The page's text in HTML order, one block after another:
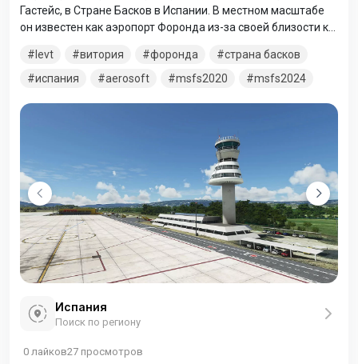
Гастейс, в Стране Басков в Испании. В местном масштабе
он известен как аэропорт Форонда из-за своей близости к
levt
витория форонда
страна басков
испания
aerosoft msfs2020 msfs2024
Испания
Поиск по региону
0 лайков27 просмотров